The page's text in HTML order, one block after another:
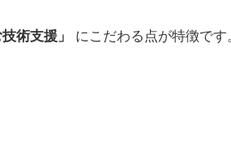
術支援」 にこだわる点が特徴です